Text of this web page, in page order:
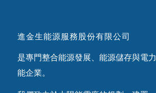
進金生能源服務股份有限公司
是專門整合能源發展、能源儲存與電
能企業。